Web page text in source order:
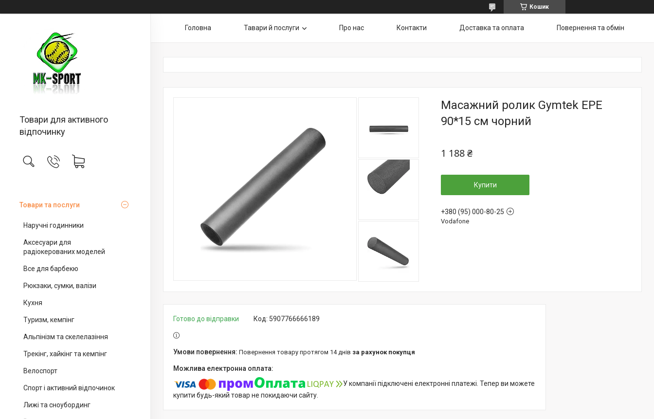
Кошик
Товари для активного
відпочинку
Товари та послуги
Наручні годинники
Аксесуари для
радіокерованих моделей
Все для барбекю
Рюкзаки, сумки, валізи
Кухня
Туризм, кемпінг
Альпінізм та скелелазіння
Трекінг, хайкінг та кемпінг
Велоспорт
Спорт і активний відпочинок
Лижі та сноубординг
Головна Тавари й послуги Про нас Контакти Доставка та оплата Повернення та обмін
Масажний ролик Gymtek EPE
90*15 см чорний
1 188 ₴
Купити
+380 (95) 000-80-25
Vodafone
Готово до відправки Код: 5907766666189
повернення товару протягом 14 днів за рахунок покупця
У компанії підключені електронні платежі. Тепер ви можете
купити будь-який товар не покидаючи сайту.